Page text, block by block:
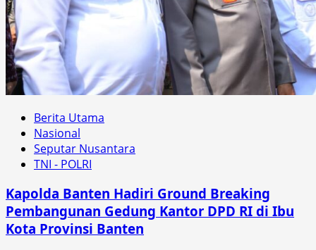
Berita Utama
Nasional
Seputar Nusantara
TNI - POLRI
Kapolda Banten Hadiri Ground Breaking
Pembangunan Gedung Kantor DPD RI di Ibu
Kota Provinsi Banten